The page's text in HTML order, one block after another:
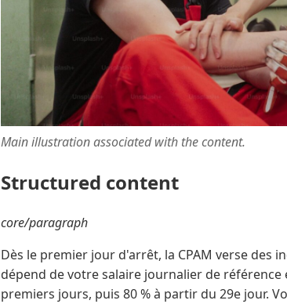
Main illustration associated with the content.
Structured content
core/paragraph
Dès le premier jour d'arrêt, la CPAM verse des
dépend de votre salaire journalier de
premiers jours, puis 80 % à partir du 29e jour.